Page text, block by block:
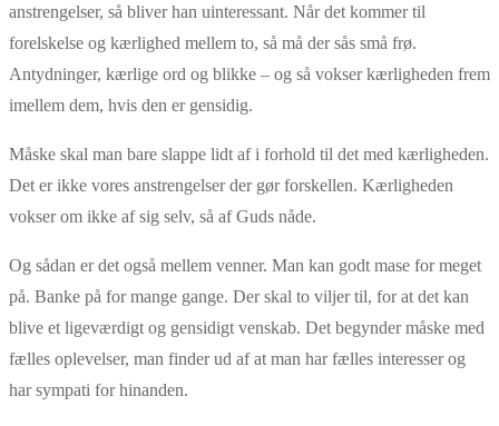
anstrengelser, så bliver han uinteressant. Når det kommer til
forelskelse og kærlighed mellem to, så må der sås små frø.
Antydninger, kærlige ord og blikke – og så vokser kærligheden frem
imellem dem, hvis den er gensidig.
Måske skal man bare slappe lidt af i forhold til det med kærligheden.
Det er ikke vores anstrengelser der gør forskellen. Kærligheden
vokser om ikke af sig selv, så af Guds nåde.
Og sådan er det også mellem venner. Man kan godt mase for meget
på. Banke på for mange gange. Der skal to viljer til, for at det kan
blive et ligeværdigt og gensidigt venskab. Det begynder måske med
fælles oplevelser, man finder ud af at man har fælles interesser og
har sympati for hinanden.